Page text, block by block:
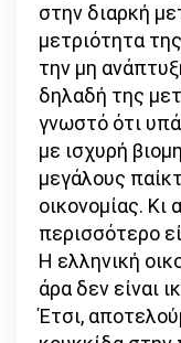
στην διαρκή
μετριότητα
την μη
δηλαδή της
γνωστό ότι
με ισχυρή
μεγάλους
οικονομίας. Κι
περισσότερο
Η ελληνική
άρα δεν είναι
Έτσι,